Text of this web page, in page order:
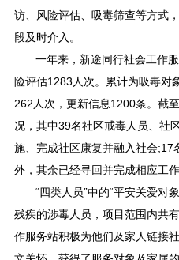
访、风险评估、吸毒筛查等方式
段及时介入。
一年来，新途同行社会工作
险评估1283人次。累计为吸毒对
262人次，更新信息1200条。截
况，其中39名社区戒毒人员、社
施、完成社区康复并融入社会;17
外，其余已经寻回并完成相应工作
“四类人员”中的“平安关爱对
残疾的涉毒人员，项目范围内共
作服务站积极为他们及家人链接